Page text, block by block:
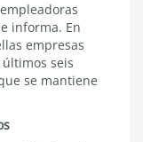
informa. En
empresas
seis
se mantiene